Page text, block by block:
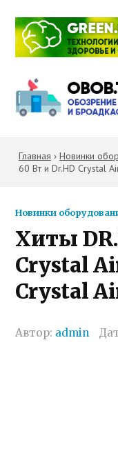
Главная › Новинки
60 Вт и Dr.HD Crystal
Новинки
Хиты
Crystal
Crystal
Автор: admin